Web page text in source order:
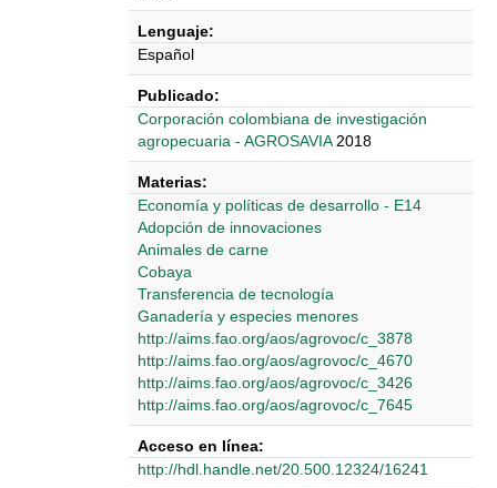
Lenguaje:
Español
Publicado:
‎‎Corporación colombiana de investigación
agropecuaria - AGROSAVIA 2018
Materias:
Economía y políticas de desarrollo - E14
Adopción de innovaciones
Animales de carne
Cobaya
Transferencia de tecnología
Ganadería y especies menores
http://aims.fao.org/aos/agrovoc/c_3878
http://aims.fao.org/aos/agrovoc/c_4670
http://aims.fao.org/aos/agrovoc/c_3426
http://aims.fao.org/aos/agrovoc/c_7645
Acceso en línea:
http://hdl.handle.net/20.500.12324/16241